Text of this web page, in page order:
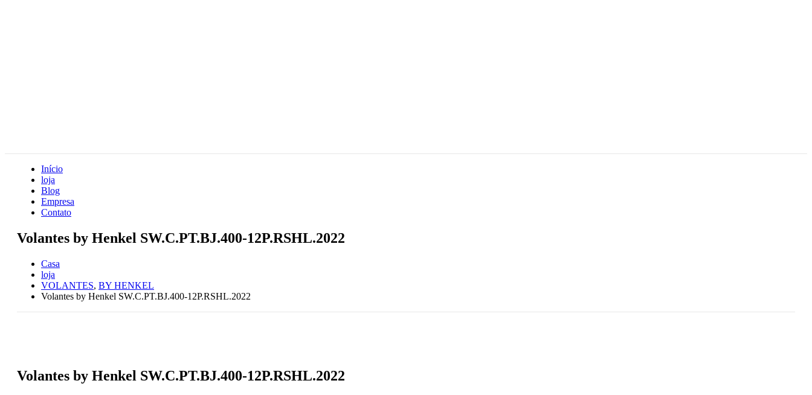
Início
loja
Blog
Empresa
Contato
Volantes by Henkel SW.C.PT.BJ.400-12P.RSHL.2022
Casa
loja
VOLANTES, BY HENKEL
Volantes by Henkel SW.C.PT.BJ.400-12P.RSHL.2022
Volantes by Henkel SW.C.PT.BJ.400-12P.RSHL.2022